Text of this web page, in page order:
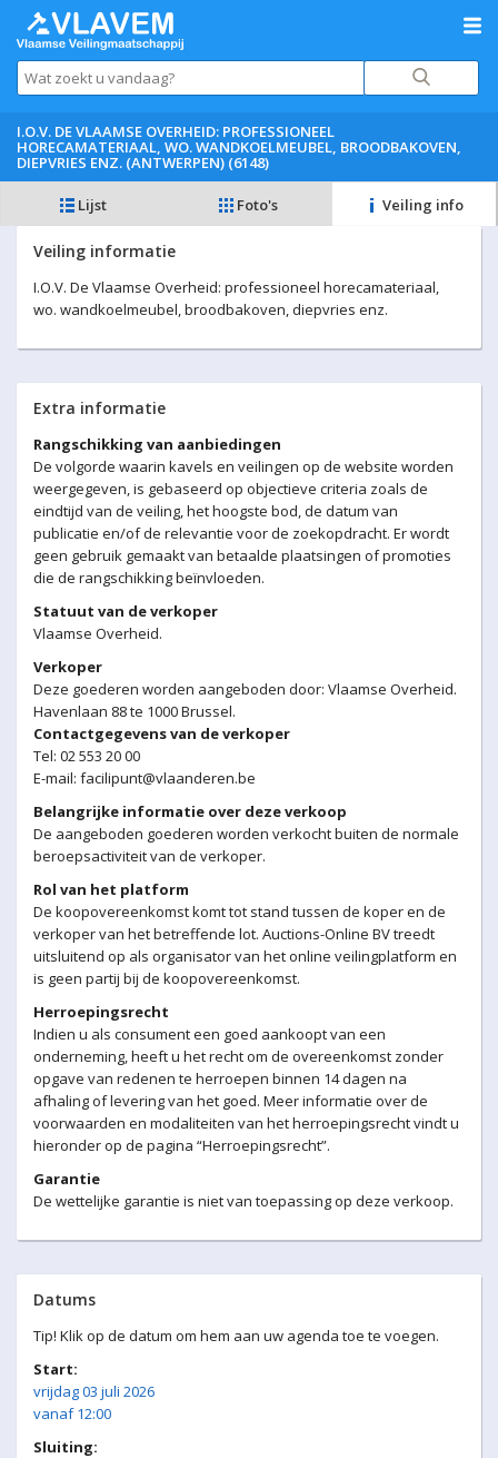
I.O.V. DE VLAAMSE OVERHEID: PROFESSIONEEL
HORECAMATERIAAL, WO. WANDKOELMEUBEL, BROODBAKOVEN,
DIEPVRIES ENZ. (ANTWERPEN) (6148)
Lijst Foto's Veiling info
Veiling informatie
I.O.V. De Vlaamse Overheid: professioneel horecamateriaal,
wo. wandkoelmeubel, broodbakoven, diepvries enz.
Extra informatie
Rangschikking van aanbiedingen
De volgorde waarin kavels en veilingen op de website worden
weergegeven, is gebaseerd op objectieve criteria zoals de
eindtijd van de veiling, het hoogste bod, de datum van
publicatie en/of de relevantie voor de zoekopdracht. Er wordt
geen gebruik gemaakt van betaalde plaatsingen of promoties
die de rangschikking beïnvloeden.
Statuut van de verkoper
Vlaamse Overheid.
Verkoper
Deze goederen worden aangeboden door: Vlaamse Overheid.
Havenlaan 88 te 1000 Brussel.
Contactgegevens van de verkoper
Tel: 02 553 20 00
E-mail: facilipunt@vlaanderen.be
Belangrijke informatie over deze verkoop
De aangeboden goederen worden verkocht buiten de normale
beroepsactiviteit van de verkoper.
Rol van het platform
De koopovereenkomst komt tot stand tussen de koper en de
verkoper van het betreffende lot. Auctions-Online BV treedt
uitsluitend op als organisator van het online veilingplatform en
is geen partij bij de koopovereenkomst.
Herroepingsrecht
Indien u als consument een goed aankoopt van een
onderneming, heeft u het recht om de overeenkomst zonder
opgave van redenen te herroepen binnen 14 dagen na
afhaling of levering van het goed. Meer informatie over de
voorwaarden en modaliteiten van het herroepingsrecht vindt u
hieronder op de pagina “Herroepingsrecht”.
Garantie
De wettelijke garantie is niet van toepassing op deze verkoop.
Datums
Tip! Klik op de datum om hem aan uw agenda toe te voegen.
Start:
vrijdag 03 juli 2026
vanaf 12:00
Sluiting: